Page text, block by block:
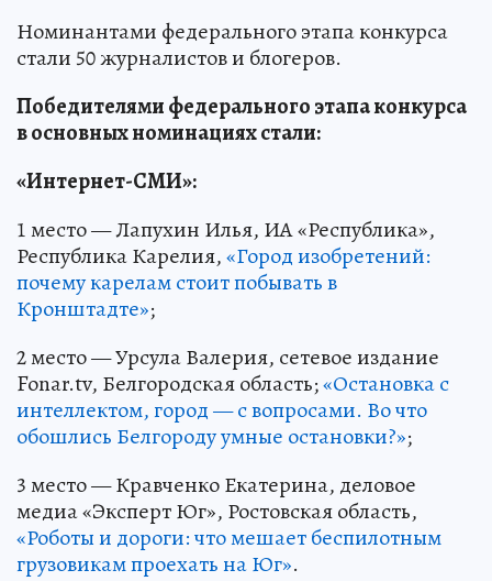
Номинантами федерального этапа конкурса
стали 50 журналистов и блогеров.
Победителями федерального этапа конкурса
в основных номинациях стали:
«Интернет-СМИ»:
1 место — Лапухин Илья, ИА «Республика»,
Республика Карелия,«Город изобретений:
почему карелам стоит побывать в
Кронштадте»;
2 место — Урсула Валерия, сетевое издание
Fonar.tv, Белгородская область;«Остановка с
интеллектом, город — с вопросами. Во что
обошлись Белгороду умные остановки?»;
3 место — Кравченко Екатерина, деловое
медиа «Эксперт Юг», Ростовская область,
«Роботы и дороги: что мешает беспилотным
грузовикам проехать на Юг».